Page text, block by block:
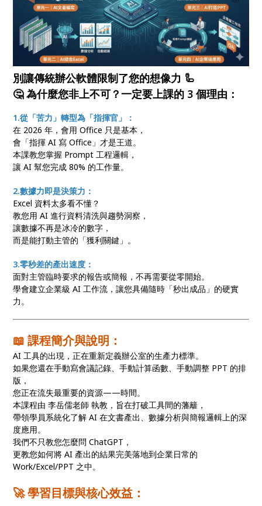
別讓傳統辦公軟體限制了您的想像力 🦾
🤔 為什麼您非上不可？一定要上課的 3 個理由：
1.從「苦力」轉型為「指揮官」：
在 2026 年，會用 Office 只是基本，
會「指揮 AI 寫 Office」才是王道。
本課教您掌握 Prompt 工程邏輯，
讓 AI 幫您完成 80% 的工作量。
2.數據力即是決策力：
Excel 資料太多看不懂？
教您用 AI 進行資料清洗與趨勢洞察，
讓數據不再是冰冷的數字，
而是能打動主管的「獲利關鍵」。
3.零秒差的產出速度：
面對主管臨時要求的報告或簡報，不再需要從零開始。
學會建立企業級 AI 工作流，讓您具備隨時「秒出成品」的硬實
力。
📖 課程簡介與說明：
AI 工具的出現，正在重新定義辦公室的生產力標準。
如果您還在手動寫會議記錄、手動計算函數、手動調整 PPT 的排
版，
您正在流失最重要的資源——時間。
本課程由 李岳儒老師 執教，旨在打破工具間的藩籬，
帶領學員系統化了解 AI 在文書產出、數據分析與簡報邏輯上的深
度應用。
我們不只教您怎麼問 ChatGPT，
更教您如何將 AI 產出的結果完美落地到企業日常的
Work/Excel/PPT 之中。
🚀 學習目標與核心效益：